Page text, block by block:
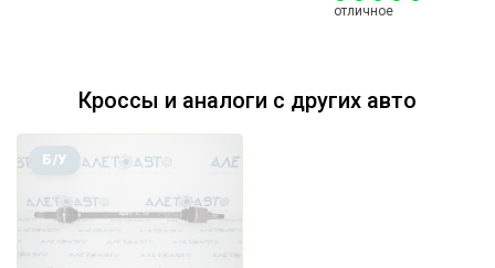
отличное
Кроссы и аналоги с других авто
Б/У